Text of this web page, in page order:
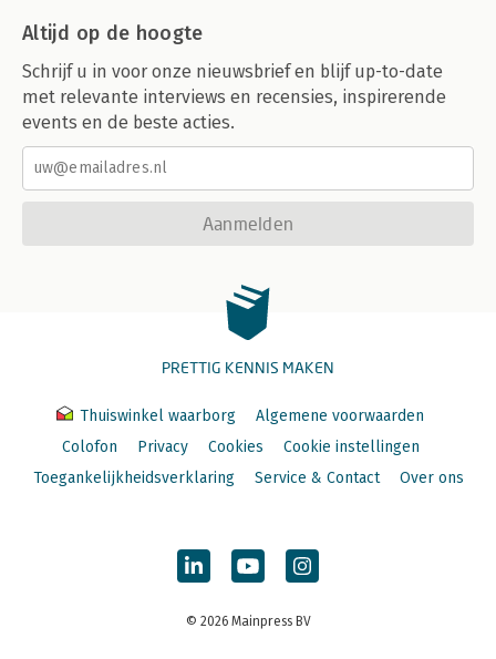
Altijd op de hoogte
Schrijf u in voor onze nieuwsbrief en blijf up-to-date
met relevante interviews en recensies, inspirerende
events en de beste acties.
Aanmelden
PRETTIG KENNIS MAKEN
Thuiswinkel waarborg
Algemene voorwaarden
Colofon
Privacy Cookies
Cookie instellingen
Toegankelijkheidsverklaring
Service & Contact Over ons
© 2026 Mainpress BV